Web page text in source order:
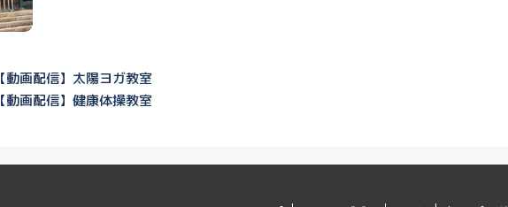
【動画配信】太陽ヨガ教室
【動画配信】健康体操教室